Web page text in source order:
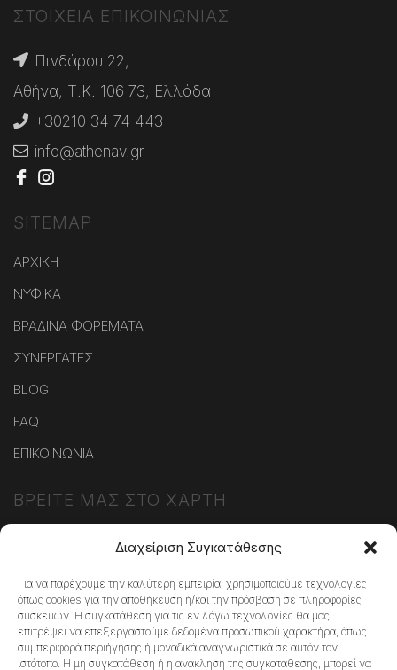
Διαχείριση Συγκατάθεσης
Για να παρέχουμε την καλύτερη εμπειρία, χρησιμοποιούμε τεχνολογίες
όπως cookies για την αποθήκευση ή/και την πρόσβαση σε πληροφορίες
συσκευών. Η συγκατάθεση για τις εν λόγω τεχνολογίες θα μας
επιτρέψει να επεξεργαστούμε δεδομένα προσωπικού χαρακτήρα, όπως
συμπεριφορά περιήγησης ή μοναδικά αναγνωριστικά σε αυτόν τον
ιστότοπο. Η μη συγκατάθεση ή η ανάκληση της συγκατάθεσης, μπορεί να
ΣΤΟΙΧΕΙΑ ΕΠΙΚΟΙΝΩΝΙΑΣ
Πινδάρου 22,
Αθήνα, Τ.Κ. 106 73, Ελλάδα
+30210 34 74 443
info@athenav.gr
SITEMAP
ΑΡΧΙΚΗ
ΝΥΦΙΚΑ
ΒΡΑΔΙΝΑ ΦΟΡΕΜΑΤΑ
ΣΥΝΕΡΓΑΤΕΣ
BLOG
FAQ
ΕΠΙΚΟΙΝΩΝΙΑ
ΒΡΕΙΤΕ ΜΑΣ ΣΤΟ ΧΑΡΤΗ
Κάντε κλικ στο κουμπί 'Συμφωνώ' για να
ενεργοποιήσετε το Google maps.
Πολιτική Cookies